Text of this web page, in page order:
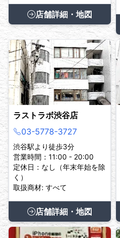
店舗詳細・地図
ラストラボ渋谷店
03-5778-3727
渋谷駅より徒歩3分
営業時間：11:00 - 20:00
定休日：なし（年末年始を除
く）
取扱商材: すべて
店舗詳細・地図